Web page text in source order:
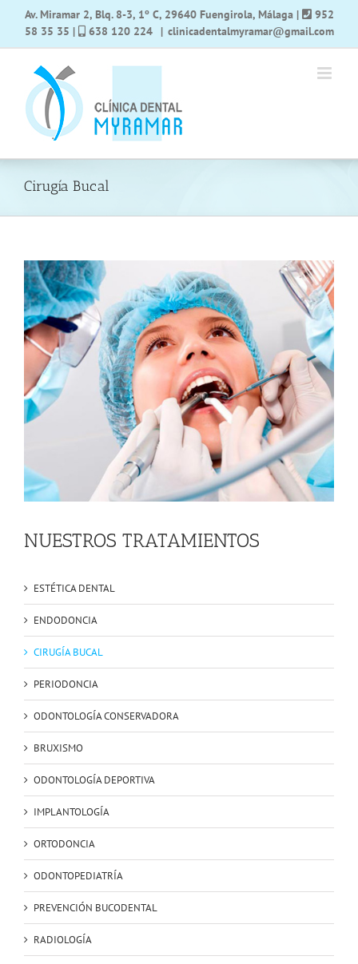
contenido
Av. Miramar 2, Blq. 8-3, 1º C, 29640 Fuengirola, Málaga |
952
58 35 35 | 638 120 224 | clinicadentalmyramar@gmail.com
Cirugía Bucal
NUESTROS TRATAMIENTOS
ESTÉTICA DENTAL
ENDODONCIA
CIRUGÍA BUCAL
PERIODONCIA
ODONTOLOGÍA CONSERVADORA
BRUXISMO
ODONTOLOGÍA DEPORTIVA
IMPLANTOLOGÍA
ORTODONCIA
ODONTOPEDIATRÍA
PREVENCIÓN BUCODENTAL
RADIOLOGÍA